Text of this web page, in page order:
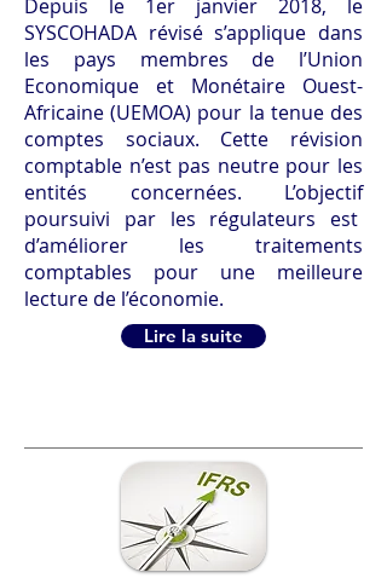
Depuis le 1er janvier 2018, le
SYSCOHADA révisé s’applique dans
les pays membres de l’Union
Economique et Monétaire Ouest-
Africaine (UEMOA) pour la tenue des
comptes sociaux. Cette révision
comptable n’est pas neutre pour les
entités concernées. L’objectif
poursuivi par les régulateurs est
d’améliorer les traitements
comptables pour une meilleure
lecture de l’économie.
Lire la suite